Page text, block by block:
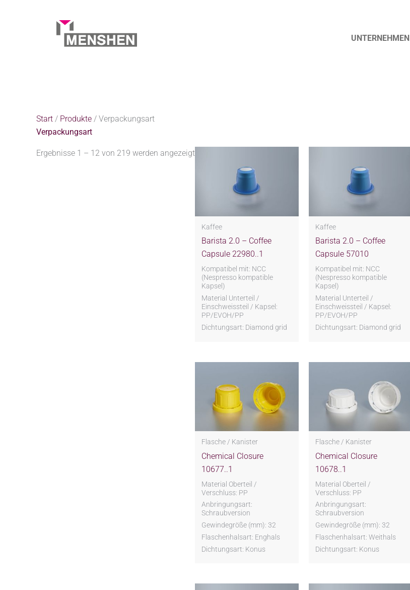
UNTERNEHMEN
Start / Produkte / Verpackungsart
Verpackungsart
Ergebnisse 1 – 12 von 219 werden angezeigt
Kaffee
Barista 2.0 – Coffee
Capsule 22980..1
Kompatibel mit: NCC
(Nespresso kompatible
Kapsel)
Material Unterteil /
Einschweissteil / Kapsel:
PP/EVOH/PP
Dichtungsart: Diamond grid
Kaffee
Barista 2.0 – Coffee
Capsule 57010
Kompatibel mit: NCC
(Nespresso kompatible
Kapsel)
Material Unterteil /
Einschweissteil / Kapsel:
PP/EVOH/PP
Dichtungsart: Diamond grid
Flasche / Kanister
Chemical Closure
10677..1
Material Oberteil /
Verschluss: PP
Anbringungsart:
Schraubversion
Gewindegröße (mm): 32
Flaschenhalsart: Enghals
Dichtungsart: Konus
Flasche / Kanister
Chemical Closure
10678..1
Material Oberteil /
Verschluss: PP
Anbringungsart:
Schraubversion
Gewindegröße (mm): 32
Flaschenhalsart: Weithals
Dichtungsart: Konus